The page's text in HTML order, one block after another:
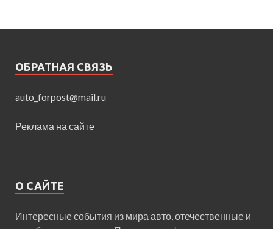
ОБРАТНАЯ СВЯЗЬ
auto_forpost@mail.ru
Реклама на сайте
О САЙТЕ
Интересные события из мира авто, отечественные и